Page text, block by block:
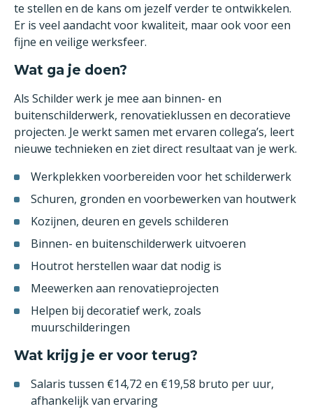
te stellen en de kans om jezelf verder te ontwikkelen.
Er is veel aandacht voor kwaliteit, maar ook voor een
fijne en veilige werksfeer.
Wat ga je doen?
Als Schilder werk je mee aan binnen- en
buitenschilderwerk, renovatieklussen en decoratieve
projecten. Je werkt samen met ervaren collega’s, leert
nieuwe technieken en ziet direct resultaat van je werk.
Werkplekken voorbereiden voor het schilderwerk
Schuren, gronden en voorbewerken van houtwerk
Kozijnen, deuren en gevels schilderen
Binnen- en buitenschilderwerk uitvoeren
Houtrot herstellen waar dat nodig is
Meewerken aan renovatieprojecten
Helpen bij decoratief werk, zoals
muurschilderingen
Wat krijg je er voor terug?
Salaris tussen €14,72 en €19,58 bruto per uur,
afhankelijk van ervaring